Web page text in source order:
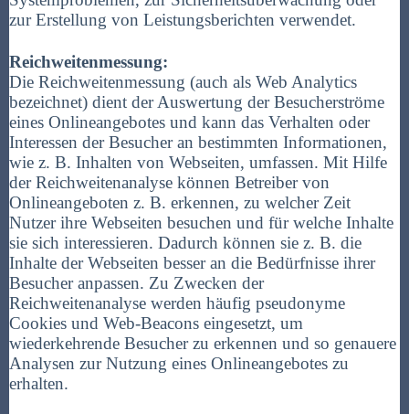
zur Erstellung von Leistungsberichten verwendet.
Reichweitenmessung:
Die Reichweitenmessung (auch als Web Analytics
bezeichnet) dient der Auswertung der Besucherströme
eines Onlineangebotes und kann das Verhalten oder
Interessen der Besucher an bestimmten Informationen,
wie z. B. Inhalten von Webseiten, umfassen. Mit Hilfe
der Reichweitenanalyse können Betreiber von
Onlineangeboten z. B. erkennen, zu welcher Zeit
Nutzer ihre Webseiten besuchen und für welche Inhalte
sie sich interessieren. Dadurch können sie z. B. die
Inhalte der Webseiten besser an die Bedürfnisse ihrer
Besucher anpassen. Zu Zwecken der
Reichweitenanalyse werden häufig pseudonyme
Cookies und Web-Beacons eingesetzt, um
wiederkehrende Besucher zu erkennen und so genauere
Analysen zur Nutzung eines Onlineangebotes zu
erhalten.